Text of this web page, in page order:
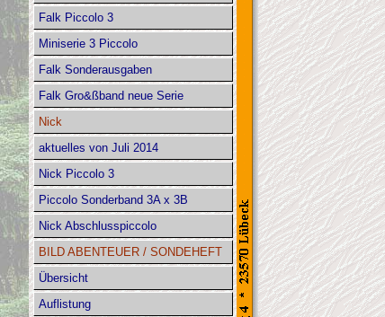
Falk Piccolo 3
Miniserie 3 Piccolo
Falk Sonderausgaben
Falk Gro&ßband neue Serie
Nick
aktuelles von Juli 2014
Nick Piccolo 3
Piccolo Sonderband 3A x 3B
Nick Abschlusspiccolo
BILD ABENTEUER / SONDEHEFT
Übersicht
Auflistung